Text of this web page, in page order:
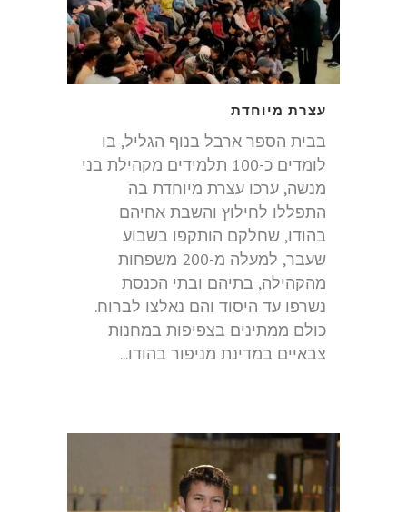
עצרת מיוחדת
בבית הספר ארבל בנוף הגליל, בו
לומדים כ-100 תלמידים מקהילת בני
מנשה, ערכו עצרת מיוחדת בה
התפללו לחילוץ והשבת אחיהם
בהודו, שחלקם הותקפו בשבוע
שעבר, למעלה מ-200 משפחות
מהקהילה, בתיהם ובתי הכנסת
נשרפו עד היסוד והם נאלצו לברוח.
כולם ממתינים בצפיפות במחנות
צבאיים במדינת מניפור בהודו...